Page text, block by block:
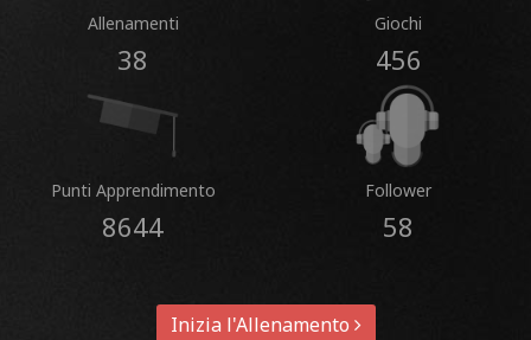
Allenamenti
38
Giochi
456
Punti Apprendimento
8644
Follower
58
Inizia l'Allenamento